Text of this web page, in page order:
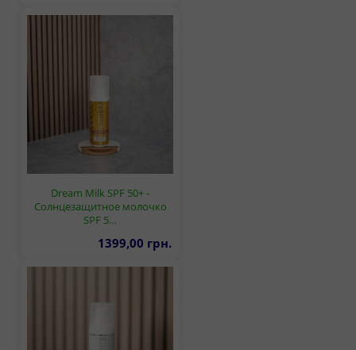
Dream Milk SPF 50+ -
Солнцезащитное молочко
SPF 5…
1399,00 грн.